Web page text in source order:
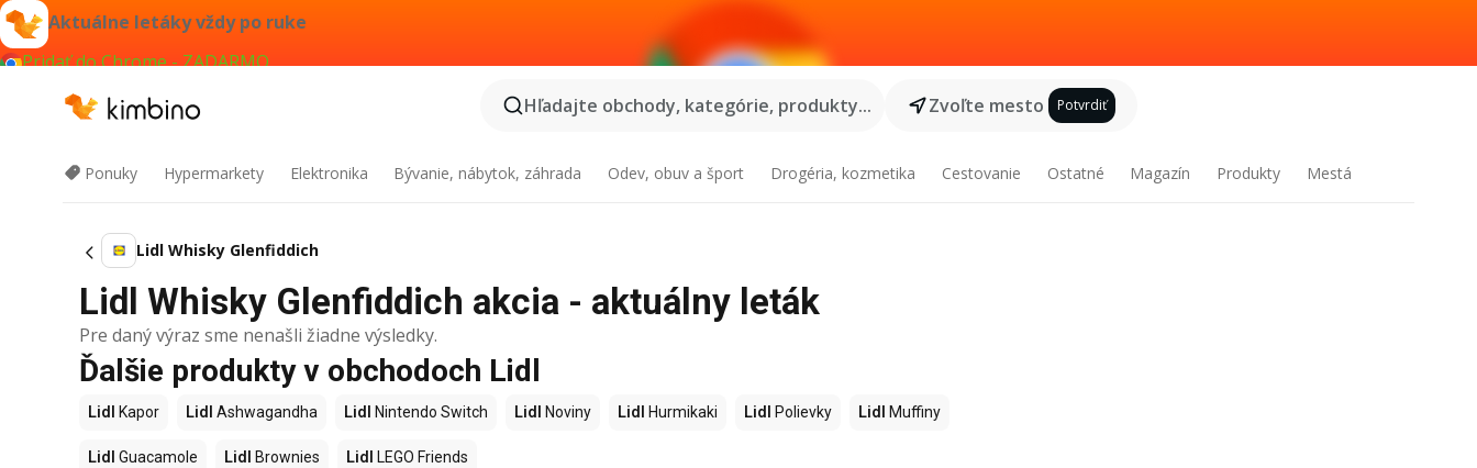
Aktuálne letáky vždy po ruke
Pridať do Chrome - ZADARMO
Hľadajte obchody, kategórie, produkty...
Zvoľte mesto Potvrdiť
Ponuky Hypermarkety Elektronika Bývanie, nábytok, záhrada Odev, obuv a šport Drogéria, kozmetika Cestovanie Ostatné Magazín Produkty Mestá
Lidl Whisky Glenfiddich
Lidl Whisky Glenfiddich akcia - aktuálny leták
Pre daný výraz sme nenašli žiadne výsledky.
Ďalšie produkty v obchodoch Lidl
Lidl Kapor Lidl Ashwagandha Lidl Nintendo Switch Lidl Noviny Lidl Hurmikaki Lidl Polievky Lidl Muffiny
Lidl Guacamole Lidl Brownies Lidl LEGO Friends